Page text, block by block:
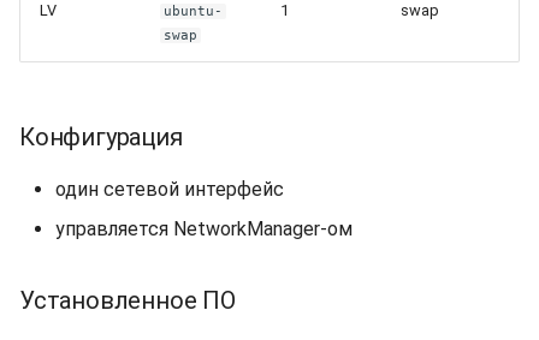
LV
ubuntu-
swap
1 swap
Конфигурация
один сетевой интерфейс
управляется NetworkManager-ом
Установленное ПО